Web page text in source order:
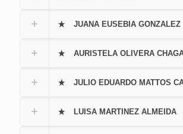
JUANA EUSEBIA GONZALEZ
AURISTELA OLIVERA
JULIO EDUARDO MATTOS
LUISA MARTINEZ ALMEIDA